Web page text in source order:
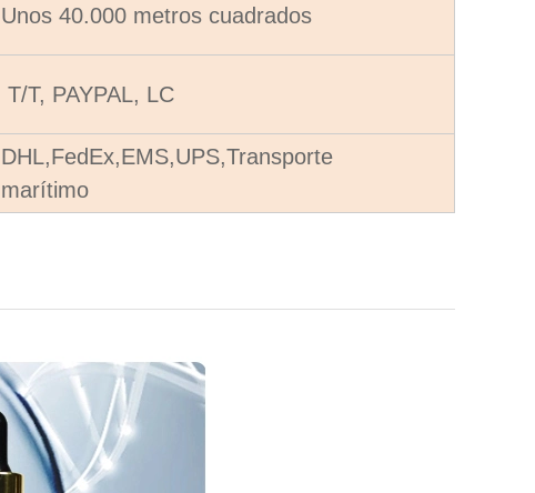
Unos 40.000 metros cuadrados
T/T, PAYPAL, LC
DHL,FedEx,EMS,UPS,Transporte
marítimo